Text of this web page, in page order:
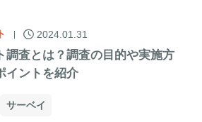
2024.01.31
調査とは？調査の目的や実施方
イントを紹介
サーベイ